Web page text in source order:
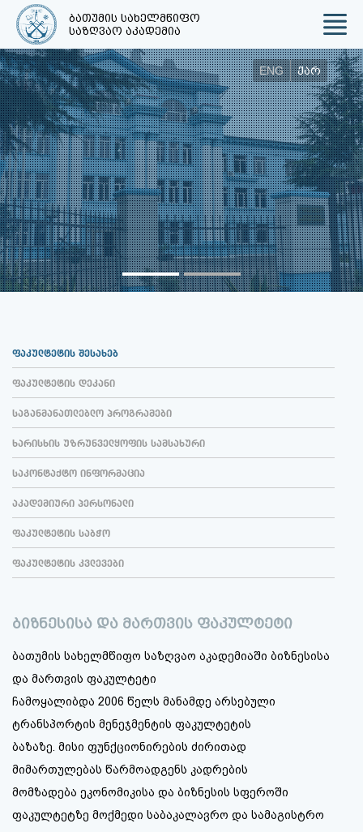
ბათუმის სახელმწიფო
საზღვაო აკადემია
ENG ქარ
ფაკულტეტის შესახებ
ფაკულტეტის დეკანი
საგანმანათლებლო პროგრამები
ხარისხის უზრუნველყოფის სამსახური
საკონტაქტო ინფორმაცია
აკადემიური პერსონალი
ფაკულტეტის საბჭო
ფაკულტეტის კვლევები
ბიზნესისა და მართვის ფაკულტეტი
ბათუმის სახელმწიფო საზღვაო აკადემიაში ბიზნესისა
და მართვის ფაკულტეტი
ჩამოყალიბდა 2006 წელს მანამდე არსებული
ტრანსპორტის მენეჯმენტის ფაკულტეტის
ბაზაზე. მისი ფუნქციონირების ძირითად
მიმართულებას წარმოადგენს კადრების
მომზადება ეკონომიკისა და ბიზნესის სფეროში
ფაკულტეტზე მოქმედი საბაკალავრო და სამაგისტრო